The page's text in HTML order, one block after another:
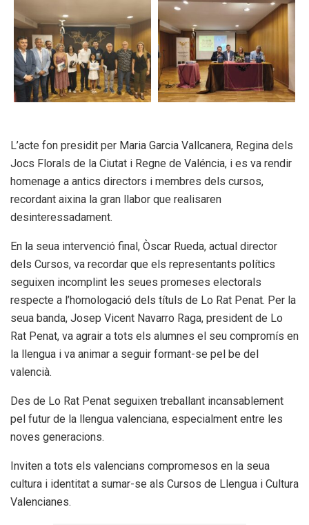
L’acte fon presidit per Maria Garcia Vallcanera, Regina dels
Jocs Florals de la Ciutat i Regne de Valéncia, i es va rendir
homenage a antics directors i membres dels cursos,
recordant aixina la gran llabor que realisaren
desinteressadament.
En la seua intervenció final, Òscar Rueda, actual director
dels Cursos, va recordar que els representants polítics
seguixen incomplint les seues promeses electorals
respecte a l’homologació dels títuls de Lo Rat Penat. Per la
seua banda, Josep Vicent Navarro Raga, president de Lo
Rat Penat, va agrair a tots els alumnes el seu compromís en
la llengua i va animar a seguir formant-se pel be del
valencià.
Des de Lo Rat Penat seguixen treballant incansablement
pel futur de la llengua valenciana, especialment entre les
noves generacions.
Inviten a tots els valencians compromesos en la seua
cultura i identitat a sumar-se als Cursos de Llengua i Cultura
Valencianes.